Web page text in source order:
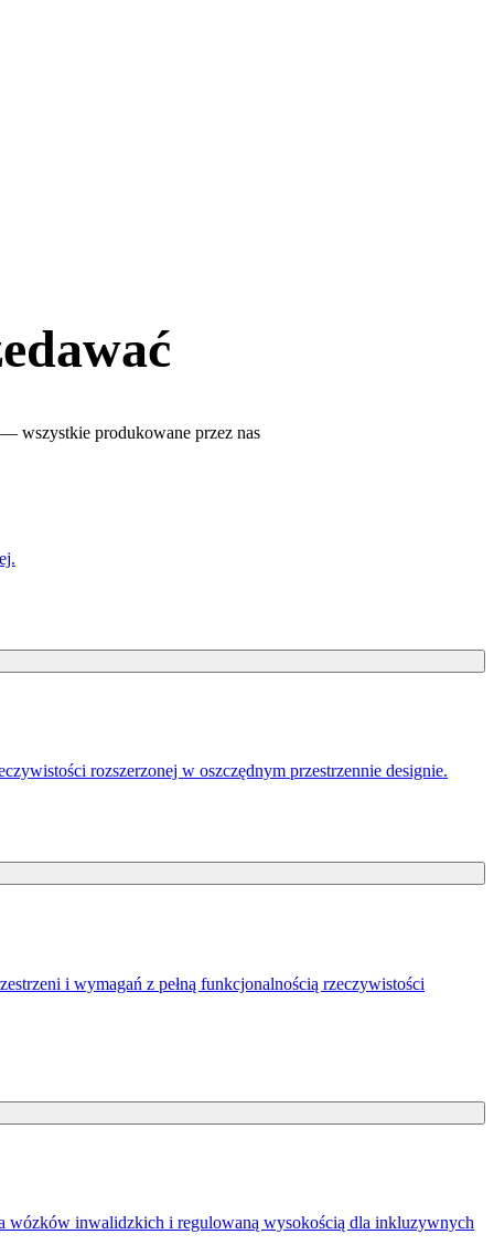
wszystkie produkowane przez nas
rozszerzonej w oszczędnym przestrzennie designie.
i wymagań z pełną funkcjonalnością rzeczywistości
wózków inwalidzkich i regulowaną wysokością dla inkluzywnych